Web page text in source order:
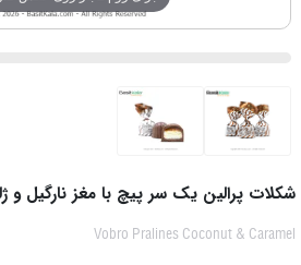
شکلات پرالین یک سر پیچ با مغز نارگیل و
Vobro Pralines Coconut & Caramel